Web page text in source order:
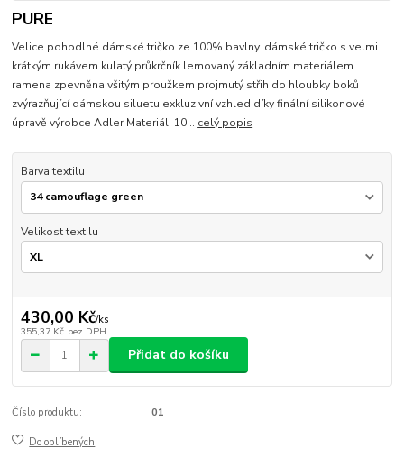
PURE
Velice pohodlné dámské tričko ze 100% bavlny. dámské tričko s velmi
krátkým rukávem kulatý průkrčník lemovaný základním materiálem
ramena zpevněna všitým proužkem projmutý střih do hloubky boků
zvýrazňující dámskou siluetu exkluzivní vzhled díky finální silikonové
úpravě výrobce Adler Materiál: 10... celý popis
Barva textilu
Velikost textilu
430,00 Kč/ks
355,37 Kč bez DPH
Přidat do košíku
Číslo produktu: 01
Do oblíbených